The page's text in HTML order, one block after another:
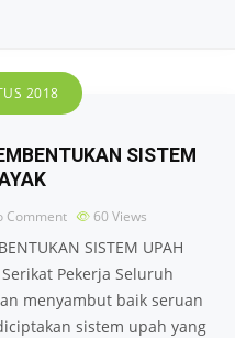
2018
SISTEM
Comment 60 Views
SISTEM UPAH
Serikat Pekerja Seluruh
menyambut baik seruan
sistem upah yang